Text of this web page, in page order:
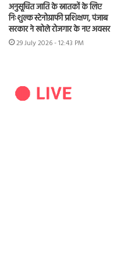
अनुसूचित जाति के स्नातकों के लिए
निःशुल्क स्टेनोग्राफी प्रशिक्षण, पंजाब
सरकार ने खोले रोजगार के नए अवसर
29 July 2026 - 12:43 PM